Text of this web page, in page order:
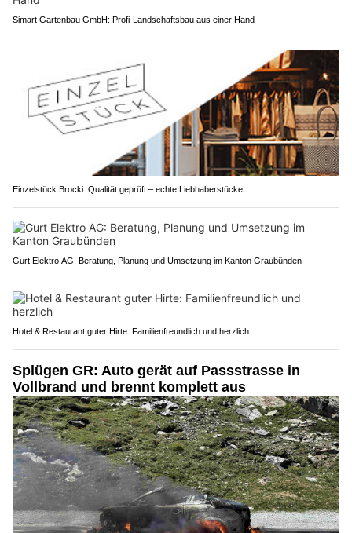
Simart Gartenbau GmbH: Profi-Landschaftsbau aus einer Hand
Einzelstück Brocki: Qualität geprüft – echte Liebhaberstücke
Gurt Elektro AG: Beratung, Planung und Umsetzung im Kanton Graubünden
Hotel & Restaurant guter Hirte: Familienfreundlich und herzlich
Splügen GR: Auto gerät auf Passstrasse in
Vollbrand und brennt komplett aus